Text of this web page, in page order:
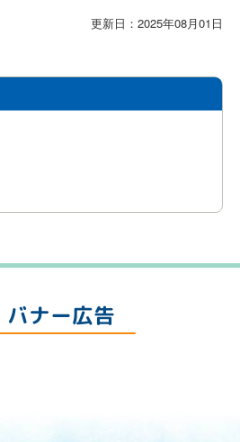
更新日：2025年08月01日
バナー広告